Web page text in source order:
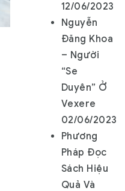
12/06/2023
Nguyễn
Đăng Khoa
– Người
“Se
Duyên” Ở
Vexere
02/06/2023
Phương
Pháp Đọc
Sách Hiệu
Quả Và